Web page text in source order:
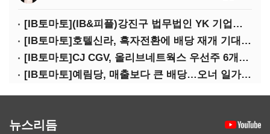
[IB토마토](IB&피플)강진구 법무법인 YK 기업거버넌스센터 센터장
[IB토마토]호텔신라, 흑자전환에 배당 재개 기대감…삼성생명도 웃을까
[IB토마토]CJ CGV, 올리브네트웍스 우선주 6개월 만에 상환…왜?
[IB토마토]예림당, 매출보다 큰 배당…오너 일가에 절반 간다
뉴스리듬